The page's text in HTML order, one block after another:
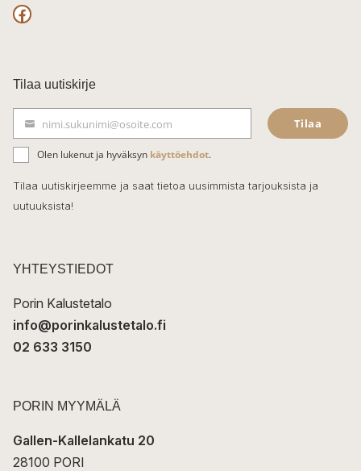
F
c
e
b
o
o
k
Tilaa uutiskirje
ä
h
k
t
nimi.sukunimi@osoite.com Tilaa
Olen lukenut ja hyväksyn käyttöehdot.
Tilaa uutiskirjeemme ja saat tietoa uusimmista tarjouksista ja
uutuuksista!
YHTEYSTIEDOT
Porin Kalustetalo
info@porinkalustetalo.fi
02 633 3150
PORIN MYYMÄLÄ
Gallen-Kallelankatu 20
28100 PORI